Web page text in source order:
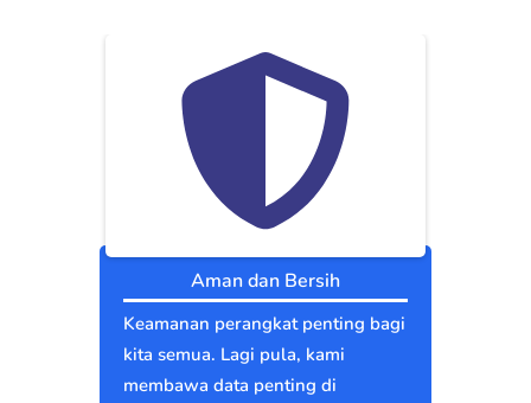
Aman dan Bersih
Keamanan perangkat penting bagi
kita semua. Lagi pula, kami
membawa data penting di